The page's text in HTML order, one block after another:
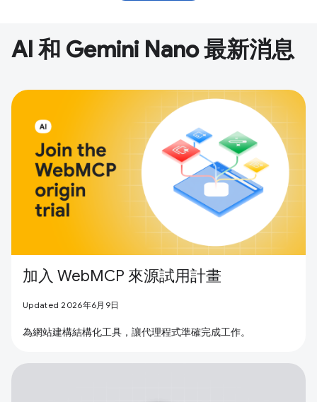
AI 和 Gemini Nano 最新消息
加入 WebMCP 來源試用計畫
Updated 2026年6月9日
為網站建構結構化工具，讓代理程式準確完成工作。